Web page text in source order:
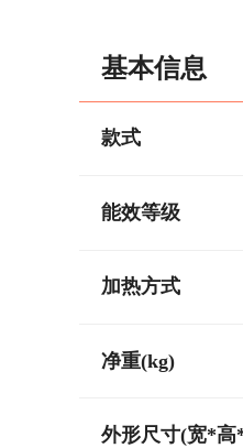
基本信息
款式
能效等级
加热方式
净重(kg)
外形尺寸(宽*高